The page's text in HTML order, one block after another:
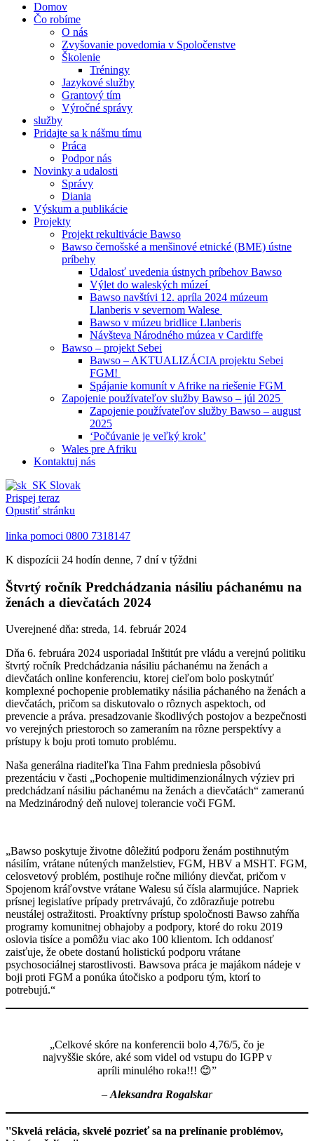
Domov
Čo robíme
O nás
Zvyšovanie povedomia v Spoločenstve
Školenie
Tréningy
Jazykové služby
Grantový tím
Výročné správy
služby
Pridajte sa k nášmu tímu
Práca
Podpor nás
Novinky a udalosti
Správy
Diania
Výskum a publikácie
Projekty
Projekt rekultivácie Bawso
Bawso černošské a menšinové etnické (BME) ústne
príbehy
Udalosť uvedenia ústnych príbehov Bawso
Výlet do waleských múzeí
Bawso navštívi 12. apríla 2024 múzeum
Llanberis v severnom Walese
Bawso v múzeu bridlice Llanberis
Návšteva Národného múzea v Cardiffe
Bawso – projekt Sebei
Bawso – AKTUALIZÁCIA projektu Sebei
FGM!
Spájanie komunít v Afrike na riešenie FGM
Zapojenie používateľov služby Bawso – júl 2025
Zapojenie používateľov služby Bawso – august
2025
‘Počúvanie je veľký krok’
Wales pre Afriku
Kontaktuj nás
Slovak
Prispej teraz
Opustiť stránku
linka pomoci 0800 7318147
K dispozícii 24 hodín denne, 7 dní v týždni
Štvrtý ročník Predchádzania násiliu páchanému na
ženách a dievčatách 2024
Uverejnené dňa: streda, 14. február 2024
Dňa 6. februára 2024 usporiadal Inštitút pre vládu a verejnú politiku
štvrtý ročník Predchádzania násiliu páchanému na ženách a
dievčatách online konferenciu, ktorej cieľom bolo poskytnúť
komplexné pochopenie problematiky násilia páchaného na ženách a
dievčatách, pričom sa diskutovalo o rôznych aspektoch, od
prevencie a práva. presadzovanie škodlivých postojov a bezpečnosti
vo verejných priestoroch so zameraním na rôzne perspektívy a
prístupy k boju proti tomuto problému.
Naša generálna riaditeľka Tina Fahm predniesla pôsobivú
prezentáciu v časti „Pochopenie multidimenzionálnych výziev pri
predchádzaní násiliu páchanému na ženách a dievčatách“ zameranú
na Medzinárodný deň nulovej tolerancie voči FGM.
„Bawso poskytuje životne dôležitú podporu ženám postihnutým
násilím, vrátane nútených manželstiev, FGM, HBV a MSHT. FGM,
celosvetový problém, postihuje ročne milióny dievčat, pričom v
Spojenom kráľovstve vrátane Walesu sú čísla alarmujúce. Napriek
prísnej legislatíve prípady pretrvávajú, čo zdôrazňuje potrebu
neustálej ostražitosti. Proaktívny prístup spoločnosti Bawso zahŕňa
programy komunitnej obhajoby a podpory, ktoré do roku 2019
oslovia tisíce a pomôžu viac ako 100 klientom. Ich oddanosť
zaisťuje, že obete dostanú holistickú podporu vrátane
psychosociálnej starostlivosti. Bawsova práca je majákom nádeje v
boji proti FGM a ponúka útočisko a podporu tým, ktorí to
potrebujú.“
„Celkové skóre na konferencii bolo 4,76/5, čo je
najvyššie skóre, aké som videl od vstupu do IGPP v
apríli minulého roka!!! 😊”
–Aleksandra Rogalskar
''Skvelá relácia, skvelé pozrieť sa na prelínanie problémov,